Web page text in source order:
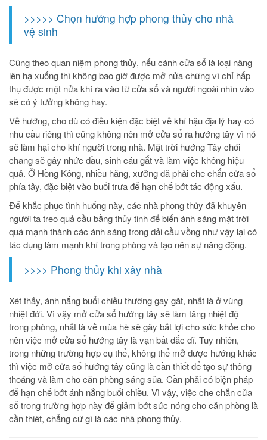
>>>>> Chọn hướng hợp phong thủy cho nhà
vệ sinh
Cũng theo quan niệm phong thủy, nếu cánh cửa sổ là loại nâng
lên hạ xuống thì không bao giờ được mở nửa chừng vì chỉ hấp
thụ được một nửa khí ra vào từ cửa sổ và người ngoài nhìn vào
sẽ có ý tưởng không hay.
Về hướng, cho dù có điều kiện đặc biệt về khí hậu địa lý hay có
nhu cầu riêng thì cũng không nên mở cửa sổ ra hướng tây vì nó
sẽ làm hại cho khí người trong nhà. Mặt trời hướng Tây chói
chang sẽ gây nhức đầu, sinh cáu gắt và làm việc không hiệu
quả. Ở Hồng Kông, nhiều hãng, xưởng đã phải che chắn cửa sổ
phía tây, đặc biệt vào buổi trưa để hạn chế bớt tác động xấu.
Để khắc phục tình huống này, các nhà phong thủy đã khuyên
người ta treo quả cầu bằng thủy tinh để biến ánh sáng mặt trời
quá mạnh thành các ánh sáng trong dải cầu vồng như vậy lại có
tác dụng làm mạnh khí trong phòng và tạo nên sự năng động.
>>>> Phong thủy khi xây nhà
Xét thấy, ánh nắng buổi chiều thường gay găt, nhất là ở vùng
nhiệt đới. Vì vậy mở cửa sổ hướng tây sẽ làm tăng nhiệt độ
trong phòng, nhất là về mùa hè sẽ gây bất lợi cho sức khỏe cho
nên việc mở cửa sổ hướng tây là vạn bất đắc dĩ. Tuy nhiên,
trong những trường hợp cụ thể, không thể mở được hướng khác
thì việc mở cửa số hướng tây cũng là cần thiết để tạo sự thông
thoáng và làm cho căn phòng sáng sủa. Cần phải có biện pháp
để hạn chế bớt ánh nắng buổi chiều. Vì vậy, việc che chắn cửa
sổ trong trường hợp này để giảm bớt sức nóng cho căn phòng là
cần thiêt, chẳng cứ gì là các nhà phong thủy.